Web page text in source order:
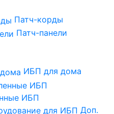
Патч-корды
Патч-панели
ИБП для дома
ИБП
Доп.